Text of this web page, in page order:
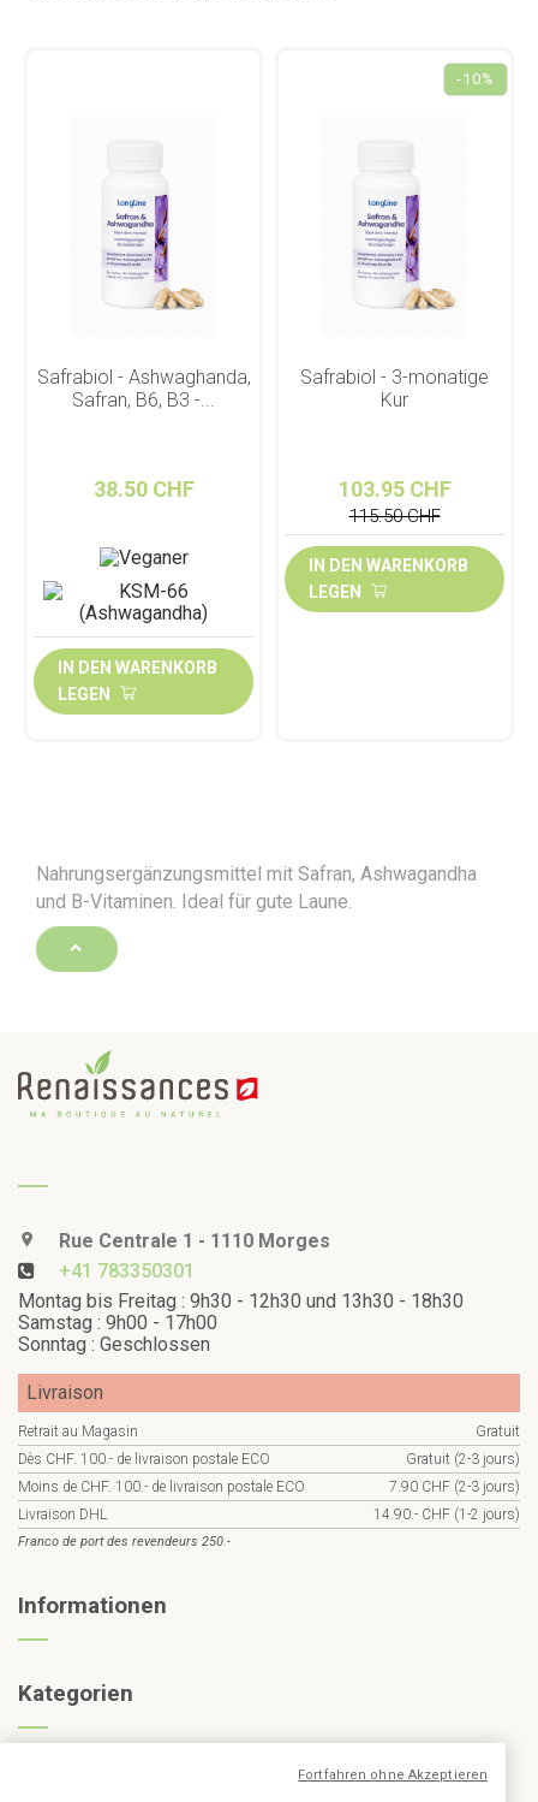
Safrabiol - Ashwaghanda,
Safran, B6, B3 -...
38.50 CHF
IN DEN WARENKORB
LEGEN
-10%
Safrabiol - 3-monatige
Kur
103.95 CHF
115.50 CHF
IN DEN WARENKORB
LEGEN
Nahrungsergänzungsmittel mit Safran, Ashwagandha
und B-Vitaminen. Ideal für gute Laune.
Rue Centrale 1 - 1110 Morges
+41 783350301
Montag bis Freitag : 9h30 - 12h30 und 13h30 - 18h30
Samstag : 9h00 - 17h00
Sonntag : Geschlossen
Livraison
Retrait au Magasin
Gratuit
Dès CHF. 100.- de livraison postale ECO
Gratuit (2-3 jours)
Moins de CHF. 100.- de livraison postale ECO
7.90 CHF (2-3 jours)
Livraison DHL
14.90.- CHF (1-2 jours)
Franco de port des revendeurs 250.-
Informationen
Kategorien
Abonnieren Sie den NewsletterFortfahren ohne Akzeptieren